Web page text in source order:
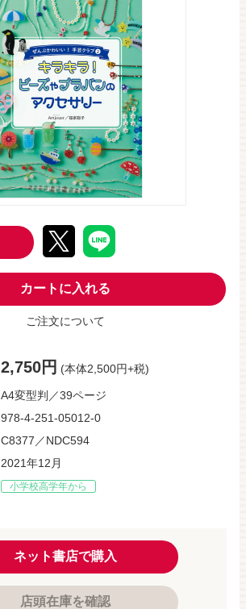
カートに入れる
ご注文について
2,750円 (本体2,500円+税)
A4変型判／39ページ
978-4-251-05012-0
C8377／NDC594
2021年12月
小学校高学年から
ネット書店で購入
店頭在庫を確認